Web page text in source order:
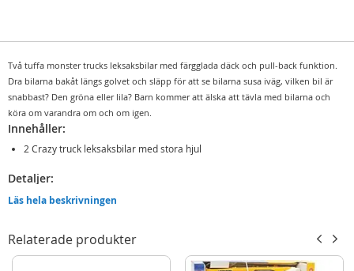
Två tuffa monster trucks leksaksbilar med färgglada däck och pull-back funktion.
Dra bilarna bakåt längs golvet och släpp för att se bilarna susa iväg, vilken bil är
snabbast? Den gröna eller lila? Barn kommer att älska att tävla med bilarna och
köra om varandra om och om igen.
Innehåller:
2 Crazy truck leksaksbilar med stora hjul
Detaljer:
Mått låda: ca. 15 x 21 cm
Mer
information
Modell S9512-66658B-GP
Läs hela beskrivningen
Relaterade produkter